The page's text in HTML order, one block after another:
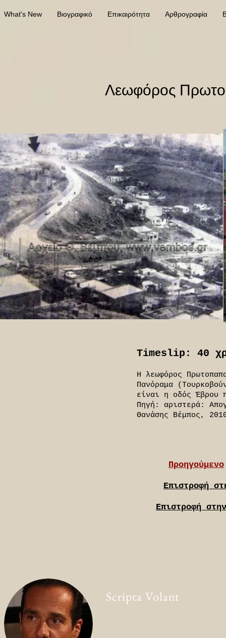
What's New Βιογραφικό Επικαιρότητα Αρθρογραφία
Λεωφόρος
Timeslip: 40
Η λεωφόρος
Πανόραμα
είναι η οδός Έβρου
Πηγή: αριστερά:
Θανάσης Βέμπος,
Προηγούμενο
Επιστροφή
Επιστροφή
Scripta Volant